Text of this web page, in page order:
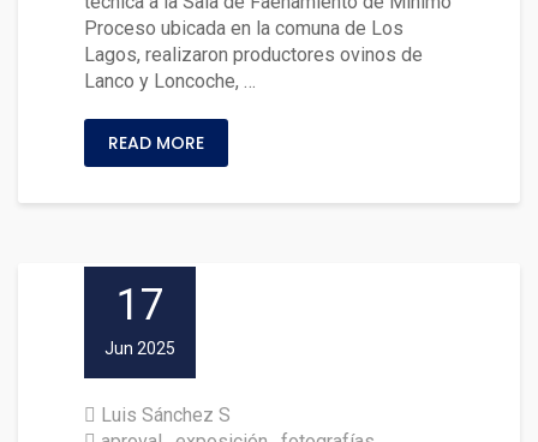
Proceso ubicada en la comuna de Los
Lagos, realizaron productores ovinos de
Lanco y Loncoche, …
READ MORE
17
Jun 2025
Luis Sánchez S